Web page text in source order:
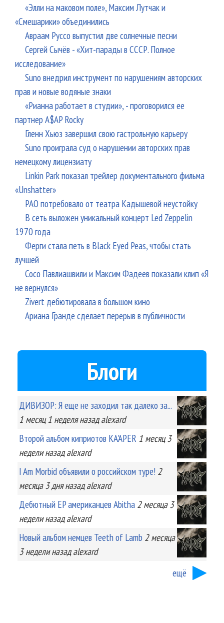
«Элли на маковом поле», Максим Лутчак и
«Смешарики» объединились
Авраам Руссо выпустил две солнечные песни
Сергей Сычёв - «Хит-парады в СССР. Полное
исследование»
Suno внедрил инструмент по нарушениям авторских
прав и новые водяные знаки
«Рианна работает в студии», - проговорился ее
партнер A$AP Rocky
Гленн Хьюз завершил свою гастрольную карьеру
Suno проиграла суд о нарушении авторских прав
немецкому лицензиату
Linkin Park показал трейлер документального фильма
«Unshatter»
РАО потребовало от театра Кадышевой неустойку
В сеть выложен уникальный концерт Led Zeppelin
1970 года
Ферги стала петь в Black Eyed Peas, чтобы стать
лучшей
Сосо Павлиашвили и Максим Фадеев показали клип «Я
не вернулся»
Zivert дебютировала в большом кино
Ариана Гранде сделает перерыв в публичности
Блоги
ДИВИЗОР: Я еще не заходил так далеко за...
1 месяц 1 неделяназад alexard
Второй альбом киприотов KA'APER 1 месяц 3
неделиназад alexard
I Am Morbid объявили о российском туре! 2
месяца 3 дняназад alexard
Дебютный EP американцев Abitha 2 месяца 3
неделиназад alexard
Новый альбом немцев Teeth of Lamb 2 месяца
3 неделиназад alexard
ещё